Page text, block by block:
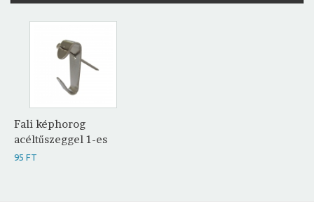
Fali képhorog
acéltűszeggel 1-es
95 FT